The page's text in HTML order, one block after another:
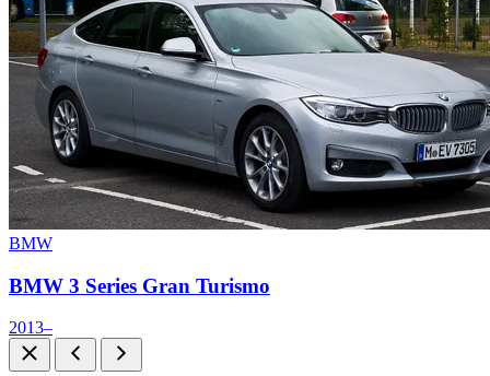
BMW
BMW 3 Series Gran Turismo
2013–